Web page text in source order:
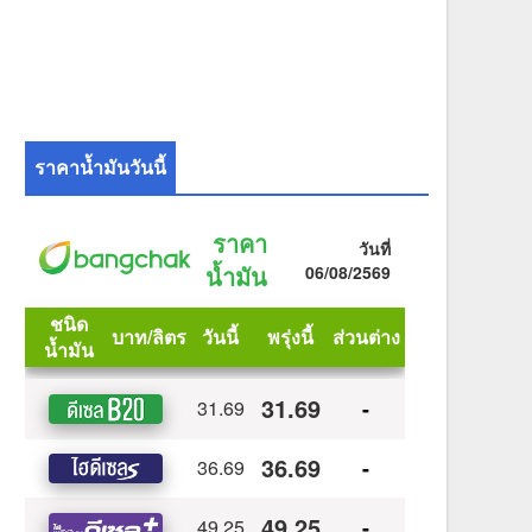
ราคาน้ำมันวันนี้